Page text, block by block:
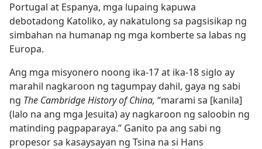
Portugal at Espanya, mga lupaing kapuwa
debotadong Katoliko, ay nakatulong sa pagsisikap ng
simbahan na humanap ng mga komberte sa labas ng
Europa.
Ang mga misyonero noong ika-17 at ika-18 siglo ay
marahil nagkaroon ng tagumpay dahil, gaya ng sabi
ng The Cambridge History of China, “marami sa [kanila]
(lalo na ang mga Jesuita) ay nagkaroon ng saloobin ng
matinding pagpaparaya.” Ganito pa ang sabi ng
propesor sa kasaysayan ng Tsina na si Hans